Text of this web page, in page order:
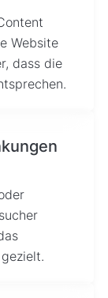
Website
dass die